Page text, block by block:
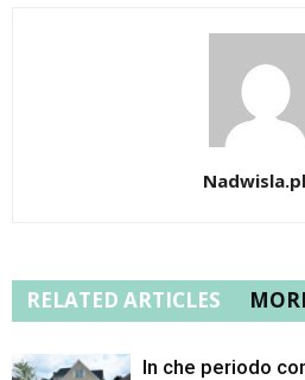
RELATED ARTICLES
In che periodo